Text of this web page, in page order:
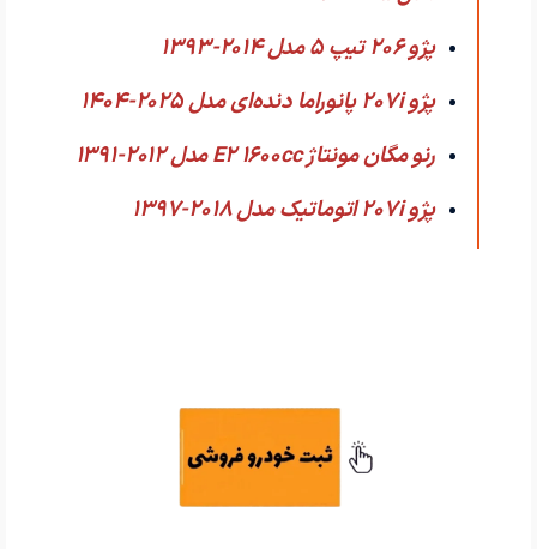
پژو 206 تیپ ۵ مدل 2014-1393
پژو 207i پانوراما دنده‌ای مدل 2025-1404
رنو مگان مونتاژ E2 1600cc مدل 2012-1391
پژو 207i اتوماتیک مدل 2018-1397